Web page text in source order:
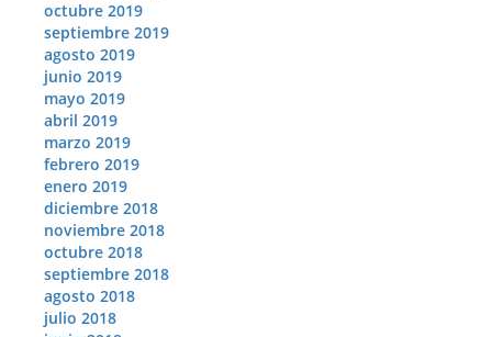
octubre 2019
septiembre 2019
agosto 2019
junio 2019
mayo 2019
abril 2019
marzo 2019
febrero 2019
enero 2019
diciembre 2018
noviembre 2018
octubre 2018
septiembre 2018
agosto 2018
julio 2018